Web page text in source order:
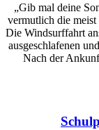
„Gib mal deine
vermutlich die meist
Die Windsurffahrt
ausgeschlafenen
Nach der